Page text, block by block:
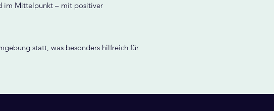
im Mittelpunkt – mit positiver
statt, was besonders hilfreich für